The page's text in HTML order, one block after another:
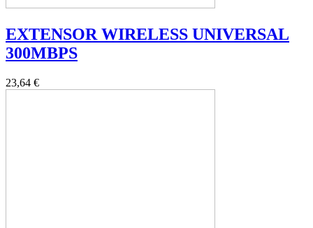
EXTENSOR WIRELESS UNIVERSAL
300MBPS
23,64 €